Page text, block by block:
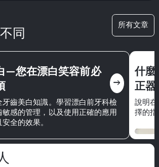
同
所有文章
—您在漂白笑容前必
east
齒美白知識。學習漂白前牙科檢
感的管理，以及使用正確的應用
全的效果。
什麼
正器
說明
擇的